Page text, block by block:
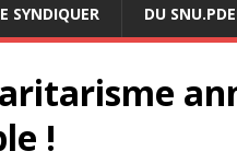
SYNDIQUER DU
!